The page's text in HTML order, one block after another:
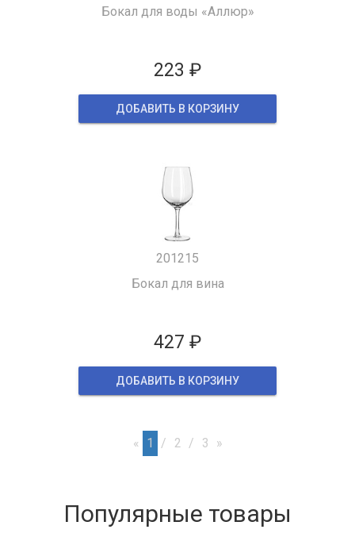
Бокал для воды «Аллюр»
223 ₽
ДОБАВИТЬ В КОРЗИНУ
201215
Бокал для вина
427 ₽
ДОБАВИТЬ В КОРЗИНУ
« 1 2 3 »
Популярные товары